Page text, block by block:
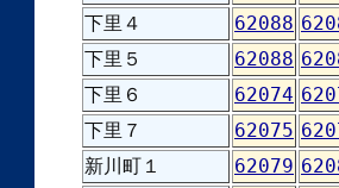
下里４
62088
下里５
62088
下里６
62074
下里７
62075
新川町１
62079